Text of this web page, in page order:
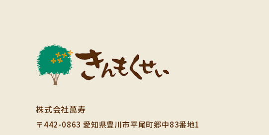
株式会社萬寿
〒442-0863 愛知県豊川市平尾町郷中83番地1